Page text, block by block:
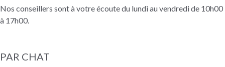
Nos conseillers sont à votre écoute du lundi au vendredi de 10h00
à 17h00.
PAR CHAT